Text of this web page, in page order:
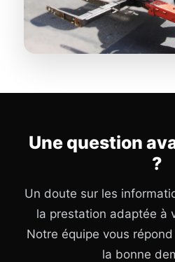
Une question
?
Un doute sur les
la prestation adaptée à
Notre équipe vous
la bonne